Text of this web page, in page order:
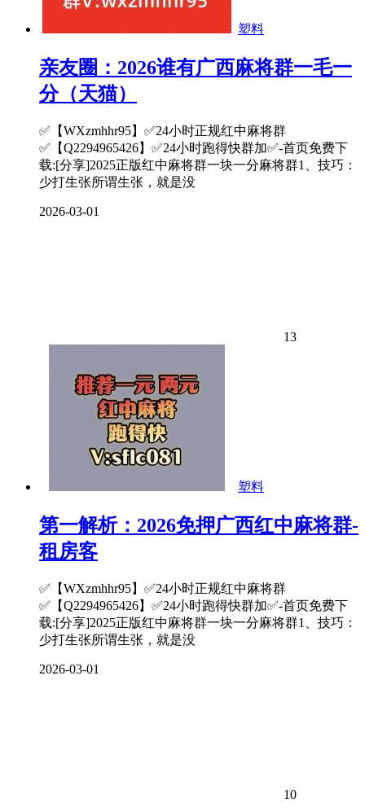
塑料
亲友圈：2026谁有广西麻将群一毛一
分（天猫）
✅【WXzmhhr95】✅24小时正规红中麻将群
✅【Q2294965426】✅24小时跑得快群加✅-首页免费下
载:[分享]2025正版红中麻将群一块一分麻将群1、技巧：
少打生张所谓生张，就是没
2026-03-01
13
塑料
第一解析：2026免押广西红中麻将群-
租房客
✅【WXzmhhr95】✅24小时正规红中麻将群
✅【Q2294965426】✅24小时跑得快群加✅-首页免费下
载:[分享]2025正版红中麻将群一块一分麻将群1、技巧：
少打生张所谓生张，就是没
2026-03-01
10